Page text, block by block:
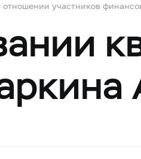
участников